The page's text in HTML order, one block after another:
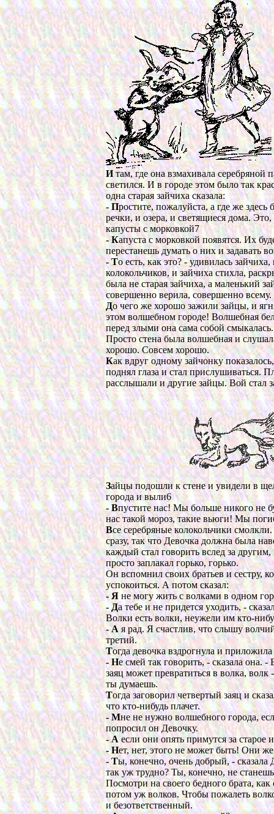
Итам, где она взмахивала серебряной
светился. И в городе этом было так
одна старая зайчиха сказала:
- Простите, пожалуйста, а где же
речки, и озера, и светящиеся дома.
капусты с морковкой7
- Капуста с морковкой появятся. Их
перестанешь думать о них и задавать
- То есть, как это? - удивилась
колокольчиков, и зайчиха стихла,
была не старая зайчиха, а маленький
совершенно верила, совершенно всему.
До чего же хорошо зажили зайцы, и
этом волшебном городе! Волшебная
перед злыми она сама собой
Просто стена была волшебная и
хорошо. Совсем хорошо.
Как вдруг одному зайчонку
поднял глаза и стал прислушиваться.
расслышали и другие зайцы. Вой стал
Зайцы подошли к стене и увидели в
города и выли6
- Впустите нас! Мы больше никого не
нас такой мороз, такие вьюги! Мы
Все серебряные колокольчики
сразу, так что Девочка должна была
каждый стал говорить вслед за
просто заплакал горько, горько.
Он вспомнил своих братьев и сестру,
успокоиться. А потом сказал:
- Яне могу жить с волками в одном
- Да тебе и не придется уходить, -
Волки есть волки, неужели им кто-
- Ая рад. Я счастлив, что слышу
третий.
Тогда девочка вздрогнула и
- Не смей так говорить, - сказала она.
заяц может превратиться в волка,
ты думаешь.
Тогда заговорил четвертый заяц и
что кто-нибудь плачет.
- Мне не нужно волшебного города,
попросил он Девочку.
- Аесли они опять примутся за старое
- Нет, нет, этого не может быть! Они
- Ты, конечно, очень добрый, -
так уж трудно? Ты, конечно, не
Посмотри на своего бедного брата,
потом уж волков. Чтобы пожалеть
и безответственный.